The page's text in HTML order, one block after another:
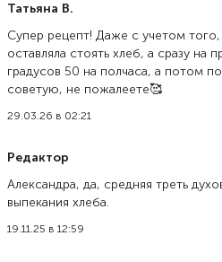
Татьяна В.
Супер рецепт! Даже с учетом
оставляла стоять хлеб, а сразу на
градусов 50 на полчаса, а потом
советую, не пожалеете🥰
29.03.26 в 02:21
Редактор
Александра, да, средняя треть
выпекания хлеба.
19.11.25 в 12:59